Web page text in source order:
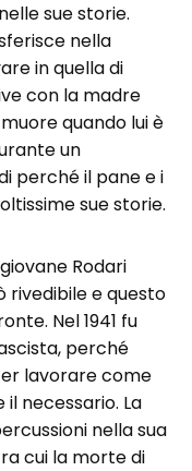
sue storie.
nella
in quella di
con la madre
quando lui è
un
perché il pane e i
sue storie.
Rodari
rivedibile e questo
Nel 1941 fu
perché
lavorare come
necessario. La
nella sua
cui la morte di